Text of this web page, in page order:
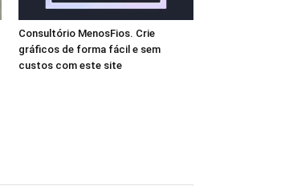
Consultório MenosFios. Crie
gráficos de forma fácil e sem
custos com este site